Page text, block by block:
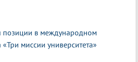
позиции в международном
миссии университета»